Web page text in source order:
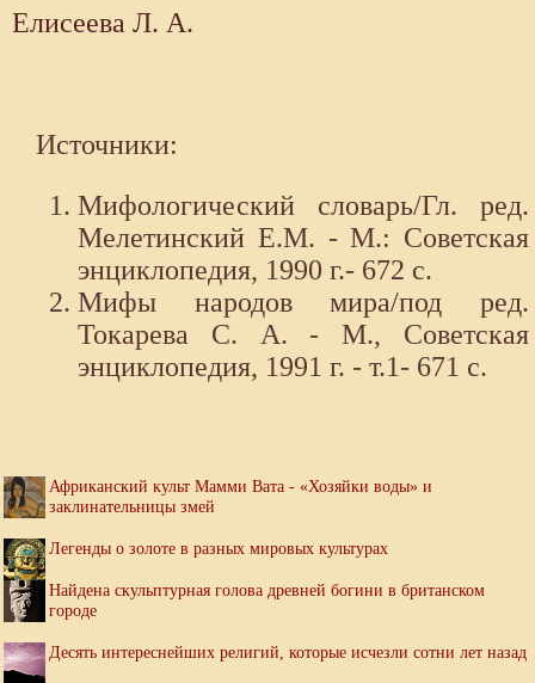
Елисеева Л. А.
Источники:
Мифологический словарь/Гл. ред.
Мелетинский Е.М. - М.: Советская
энциклопедия, 1990 г.- 672 с.
Мифы народов мира/под ред.
Токарева С. А. - М., Советская
энциклопедия, 1991 г. - т.1- 671 с.
Африканский культ Мамми Вата - «Хозяйки воды» и
заклинательницы змей
Легенды о золоте в разных мировых культурах
Найдена скульптурная голова древней богини в британском
городе
Десять интереснейших религий, которые исчезли сотни лет назад